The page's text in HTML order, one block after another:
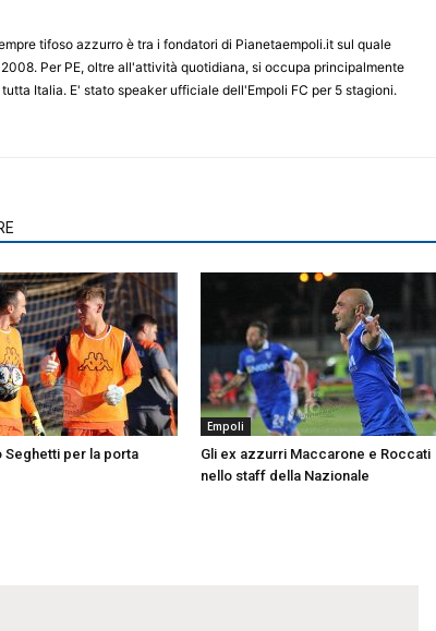
tifoso azzurro è tra i fondatori di Pianetaempoli.it sul quale
Per PE, oltre all'attività quotidiana, si occupa principalmente
Italia. E' stato speaker ufficiale dell'Empoli FC per 5 stagioni.
Seghetti per la porta
Empoli
Gli ex azzurri Maccarone e Roccati
nello staff della Nazionale